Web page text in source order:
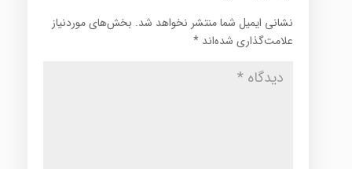
نشانی ایمیل شما منتشر نخواهد شد. بخش‌های موردنیاز
علامت‌گذاری شده‌اند *